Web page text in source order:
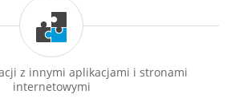
z innymi aplikacjami i stronami
internetowymi